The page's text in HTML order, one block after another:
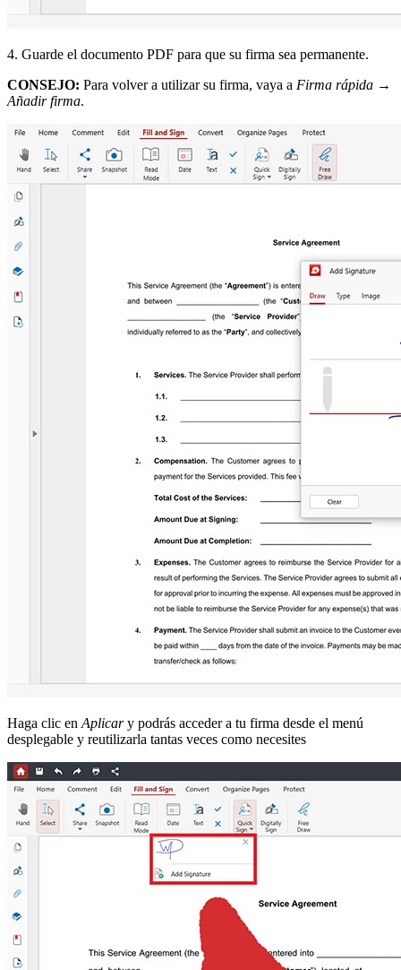
4. Guarde el documento PDF para que su firma sea permanente.
CONSEJO: Para volver a utilizar su firma, vaya a Firma rápida →
Añadir firma.
Haga clic en Aplicary podrás acceder a tu firma desde el menú
desplegable y reutilizarla tantas veces como necesites